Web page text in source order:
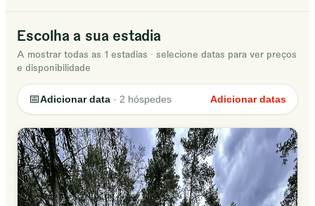
Escolha a sua estadia
A mostrar todas as 1 estadias · selecione datas para ver preços
e disponibilidade
📅Adicionar data · 2 hóspedes Adicionar datas